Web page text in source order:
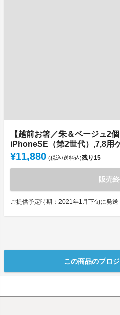
【越前お箸／朱＆ベージュ2
iPhoneSE（第2世代）,7,8用
¥11,880 (税込/送料込)残り15
販売
ご提供予定時期：2021年1月下旬に発送
この商品のプロ